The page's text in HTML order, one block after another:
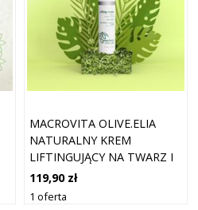
MACROVITA OLIVE.ELIA
NATURALNY KREM
LIFTINGUJĄCY NA TWARZ I
SZYJĘ Z BIO-OLIWĄ I
CZARNYM OWSEM 50ML
119,90 zł
1 oferta